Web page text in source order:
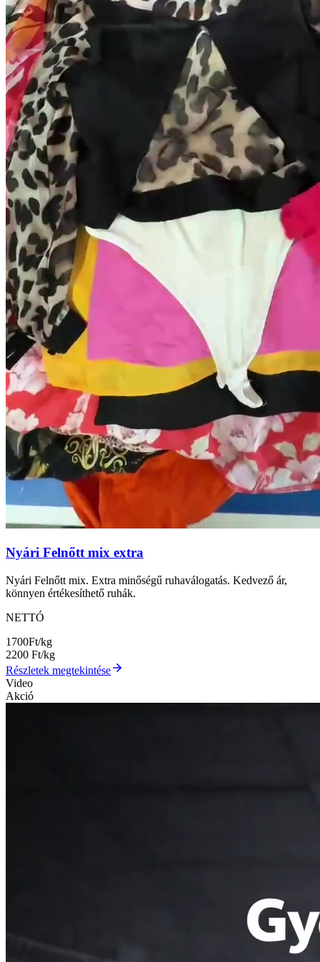
Nyári Felnőtt mix extra
Nyári Felnőtt mix. Extra minőségű ruhaválogatás. Kedvező ár,
könnyen értékesíthető ruhák.
NETTÓ
1700Ft/kg
2200 Ft/kg
Részletek megtekintése
Video
Akció